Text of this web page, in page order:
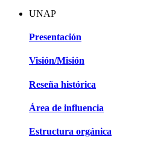
UNAP
Presentación
Visión/Misión
Reseña histórica
Área de influencia
Estructura orgánica